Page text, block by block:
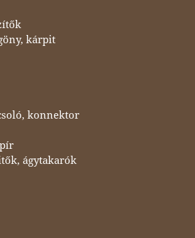
kárpit
konnektor
ágytakarók